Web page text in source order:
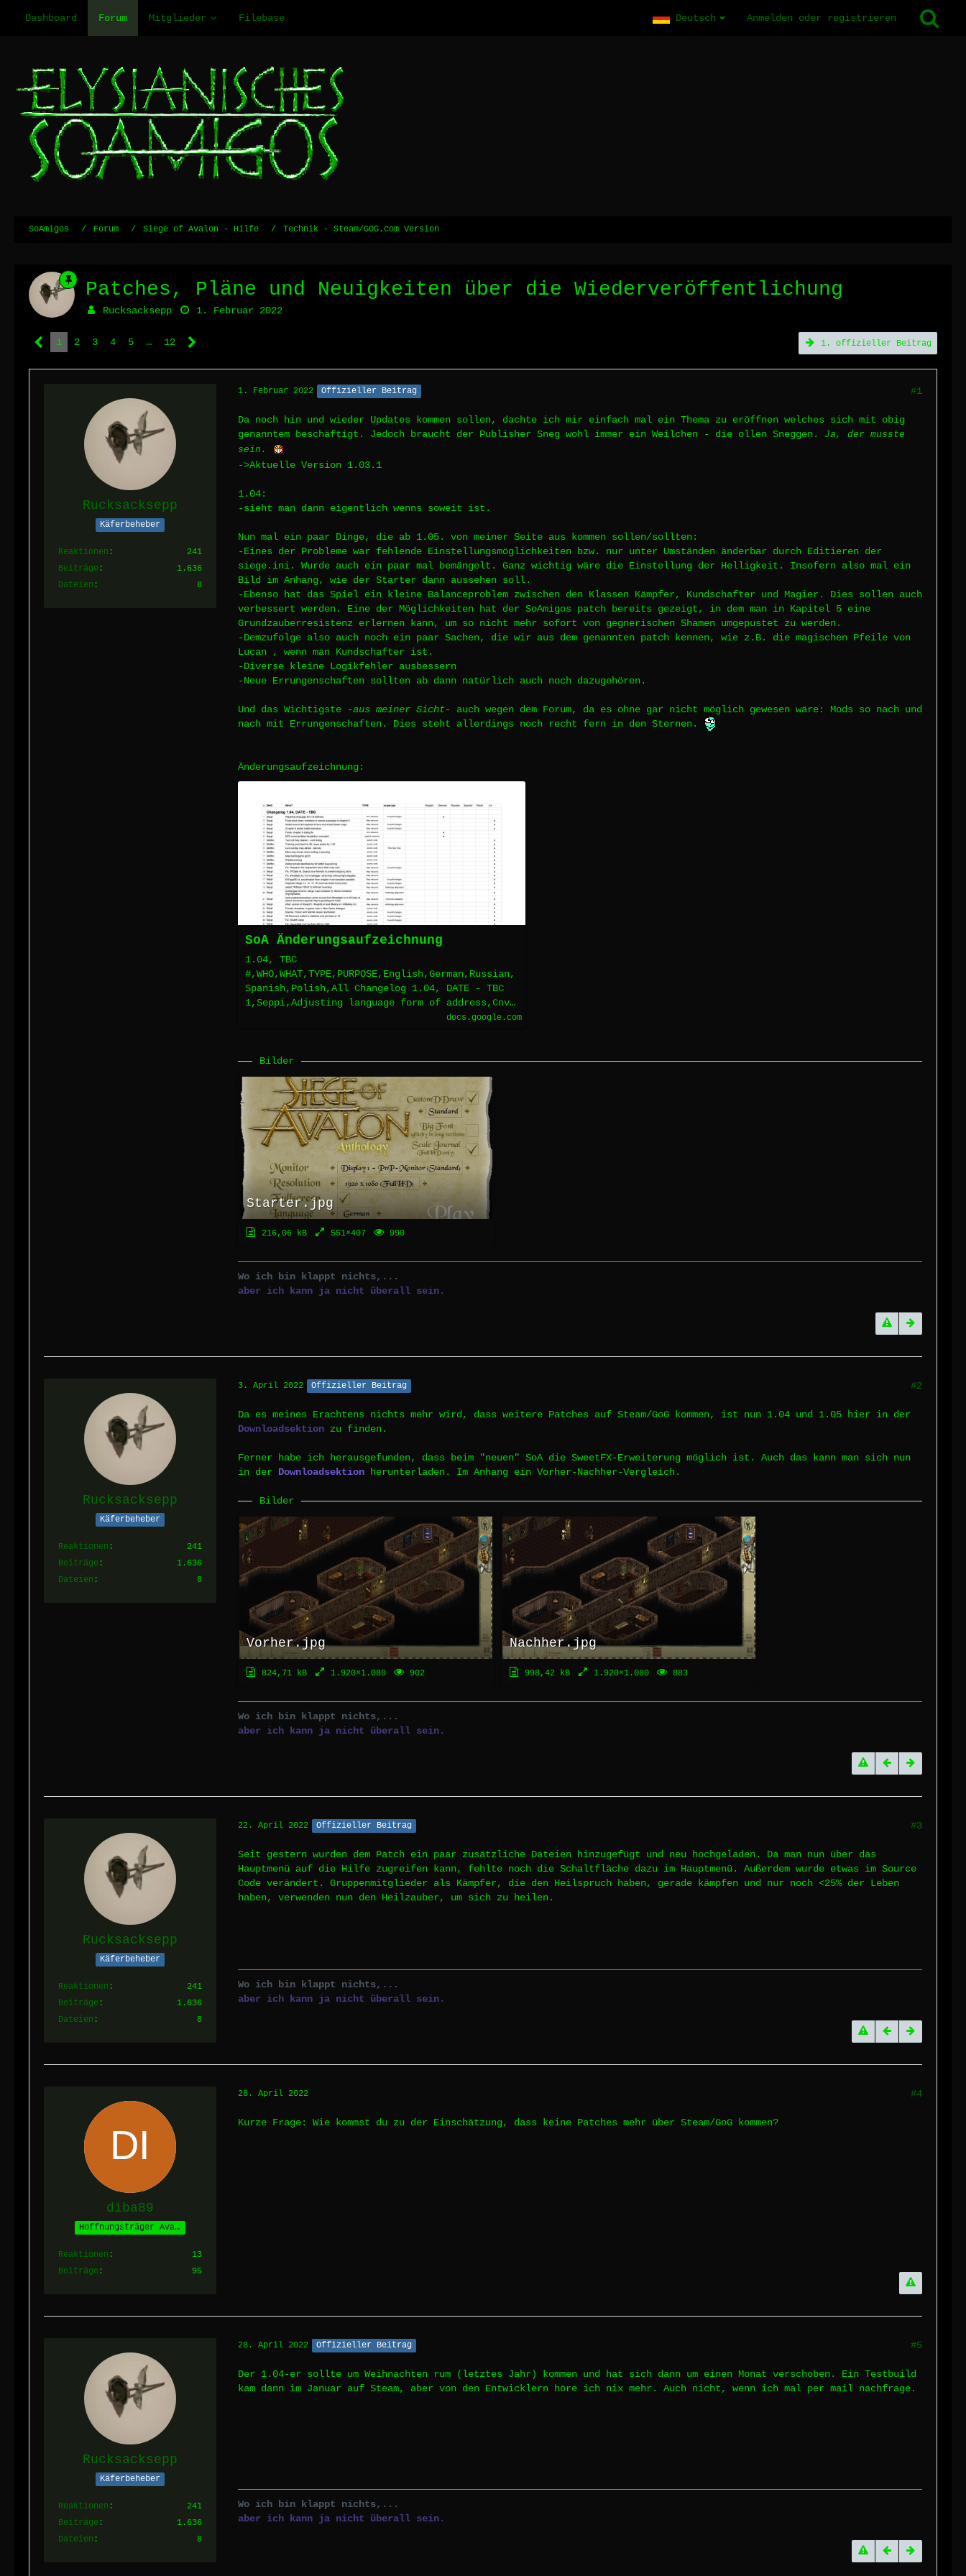
Dashboard Forum Mitglieder Filebase Deutsch Anmelden oder registrieren
SoAmigos Forum Siege of Avalon - Hilfe Technik - Steam/GOG.com Version
Patches, Pläne und Neuigkeiten über die Wiederveröffentlichung
Rucksacksepp 1. Februar 2022
1 2 3 4 5 … 12 1. offizieller Beitrag
Rucksacksepp
Käferbeheber
Reaktionen
241
Beiträge
1.636
Dateien
8
1. Februar 2022 Offizieller Beitrag #1
Da noch hin und wieder Updates kommen sollen, dachte ich mir einfach mal ein Thema zu eröffnen welches sich mit obig
genanntem beschäftigt. Jedoch braucht der Publisher Sneg wohl immer ein Weilchen - die ollen Sneggen. Ja, der musste
sein.
->Aktuelle Version 1.03.1
1.04:
-sieht man dann eigentlich wenns soweit ist.
Nun mal ein paar Dinge, die ab 1.05. von meiner Seite aus kommen sollen/sollten:
-Eines der Probleme war fehlende Einstellungsmöglichkeiten bzw. nur unter Umständen änderbar durch Editieren der
siege.ini. Wurde auch ein paar mal bemängelt. Ganz wichtig wäre die Einstellung der Helligkeit. Insofern also mal ein
Bild im Anhang, wie der Starter dann aussehen soll.
-Ebenso hat das Spiel ein kleine Balanceproblem zwischen den Klassen Kämpfer, Kundschafter und Magier. Dies sollen auch
verbessert werden. Eine der Möglichkeiten hat der SoAmigos patch bereits gezeigt, in dem man in Kapitel 5 eine
Grundzauberresistenz erlernen kann, um so nicht mehr sofort von gegnerischen Shamen umgepustet zu werden.
-Demzufolge also auch noch ein paar Sachen, die wir aus dem genannten patch kennen, wie z.B. die magischen Pfeile von
Lucan , wenn man Kundschafter ist.
-Diverse kleine Logikfehler ausbessern
-Neue Errungenschaften sollten ab dann natürlich auch noch dazugehören.
Und das Wichtigste -aus meiner Sicht- auch wegen dem Forum, da es ohne gar nicht möglich gewesen wäre: Mods so nach und
nach mit Errungenschaften. Dies steht allerdings noch recht fern in den Sternen.
Änderungsaufzeichnung:
SoA Änderungsaufzeichnung
1.04, TBC
#,WHO,WHAT,TYPE,PURPOSE,English,German,Russian,
Spanish,Polish,All Changelog 1.04, DATE - TBC
1,Seppi,Adjusting language form of address,Cnv…
docs.google.com
Bilder
Starter.jpg
216,06 kB 551×407 990
Wo ich bin klappt nichts,...
aber ich kann ja nicht überall sein.
Rucksacksepp
Käferbeheber
Reaktionen
241
Beiträge
1.636
Dateien
8
3. April 2022 Offizieller Beitrag #2
Da es meines Erachtens nichts mehr wird, dass weitere Patches auf Steam/GoG kommen, ist nun 1.04 und 1.05 hier in der
Downloadsektion zu finden.
Ferner habe ich herausgefunden, dass beim "neuen" SoA die SweetFX-Erweiterung möglich ist. Auch das kann man sich nun
in der Downloadsektion herunterladen. Im Anhang ein Vorher-Nachher-Vergleich.
Bilder
Vorher.jpg
824,71 kB 1.920×1.080 902
Nachher.jpg
998,42 kB 1.920×1.080 883
Wo ich bin klappt nichts,...
aber ich kann ja nicht überall sein.
Rucksacksepp
Käferbeheber
Reaktionen
241
Beiträge
1.636
Dateien
8
22. April 2022 Offizieller Beitrag #3
Seit gestern wurden dem Patch ein paar zusätzliche Dateien hinzugefügt und neu hochgeladen. Da man nun über das
Hauptmenü auf die Hilfe zugreifen kann, fehlte noch die Schaltfläche dazu im Hauptmenü. Außerdem wurde etwas im Source
Code verändert. Gruppenmitglieder als Kämpfer, die den Heilspruch haben, gerade kämpfen und nur noch <25% der Leben
haben, verwenden nun den Heilzauber, um sich zu heilen.
Wo ich bin klappt nichts,...
aber ich kann ja nicht überall sein.
diba89
Hoffnungsträger Avalons
Reaktionen
13
Beiträge
95
28. April 2022 #4
Kurze Frage: Wie kommst du zu der Einschätzung, dass keine Patches mehr über Steam/GoG kommen?
Rucksacksepp
Käferbeheber
Reaktionen
241
Beiträge
1.636
Dateien
8
28. April 2022 Offizieller Beitrag #5
Der 1.04-er sollte um Weihnachten rum (letztes Jahr) kommen und hat sich dann um einen Monat verschoben. Ein Testbuild
kam dann im Januar auf Steam, aber von den Entwicklern höre ich nix mehr. Auch nicht, wenn ich mal per mail nachfrage.
Wo ich bin klappt nichts,...
aber ich kann ja nicht überall sein.